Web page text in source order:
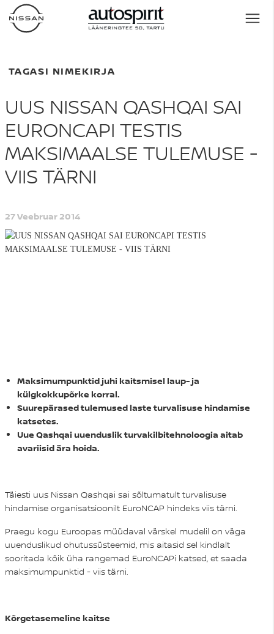
TAGASI NIMEKIRJA
UUS NISSAN QASHQAI SAI
EURONCAPI TESTIS
MAKSIMAALSE TULEMUSE -
VIIS TÄRNI
27 Veebruar 2014
Maksimumpunktid juhi kaitsmisel laup- ja
külgkokkupõrke korral.
Suurepärased tulemused laste turvalisuse hindamise
katsetes.
Uue Qashqai uuenduslik turvakilbitehnoloogia aitab
avariisid ära hoida.
Täiesti uus Nissan Qashqai sai sõltumatult turvalisuse
hindamise organisatsioonilt EuroNCAP hindeks viis tärni.
Praegu kogu Euroopas müüdaval värskel mudelil on väga
uuenduslikud ohutussüsteemid, mis aitasid sel kindlalt
sooritada kõik üha rangemad EuroNCAPi katsed, et saada
maksimumpunktid - viis tärni.
Kõrgetasemeline kaitse